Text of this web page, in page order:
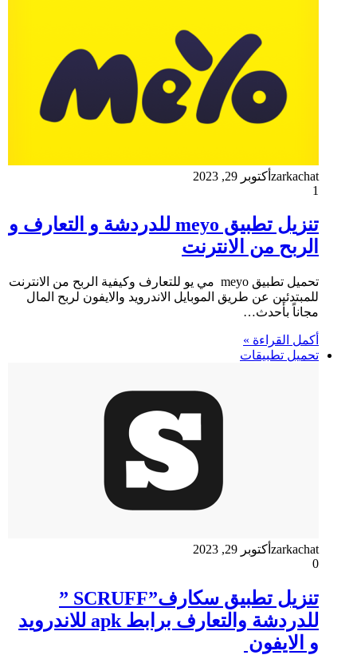
zarkachat أكتوبر 29, 2023
1
تنزيل تطبيق meyo للدردشة و التعارف و
الربح من الانترنت
تحميل تطبيق meyo مي يو للتعارف وكيفية الربح من الانترنت
للمبتدئين عن طريق الموبايل الاندرويد والايفون لربح المال
مجاناً بأحدث…
أكمل القراءة »
تحميل تطبيقات
zarkachat أكتوبر 29, 2023
0
تنزيل تطبيق سكارف”SCRUFF ”
للدردشة والتعارف برابط apk للاندرويد
و الايفون